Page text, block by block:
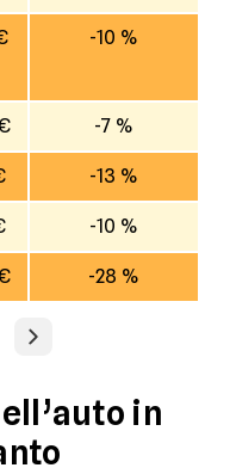
-10 %
-7 %
-13 %
-10 %
-28 %
in